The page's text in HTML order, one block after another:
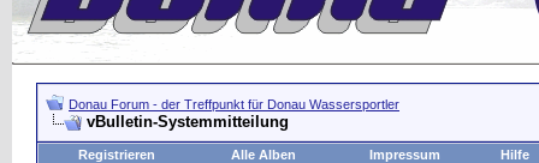
Donau Forum - der Treffpunkt für Donau Wassersportler
vBulletin-Systemmitteilung
Registrieren Alle Alben Impressum Hilfe